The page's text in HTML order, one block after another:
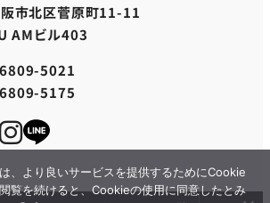
市北区菅原町11-11
AMビル403
5021
5175
、より良いサービスを提供するためにCookie
覧を続けると、Cookieの使用に同意したとみ